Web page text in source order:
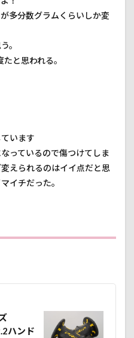
多分数グラムくらいしか変
。
と思われる。
います
っているので傷つけてしま
えられるのはイイ点だと思
イチだった。
ハンド